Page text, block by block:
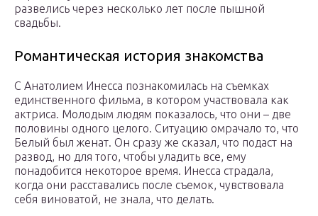
развелись через несколько лет после пышной
свадьбы.
Романтическая история знакомства
С Анатолием Инесса познакомилась на съемках
единственного фильма, в котором участвовала как
актриса. Молодым людям показалось, что они – две
половины одного целого. Ситуацию омрачало то, что
Белый был женат. Он сразу же сказал, что подаст на
развод, но для того, чтобы уладить все, ему
понадобится некоторое время. Инесса страдала,
когда они расставались после съемок, чувствовала
себя виноватой, не знала, что делать.